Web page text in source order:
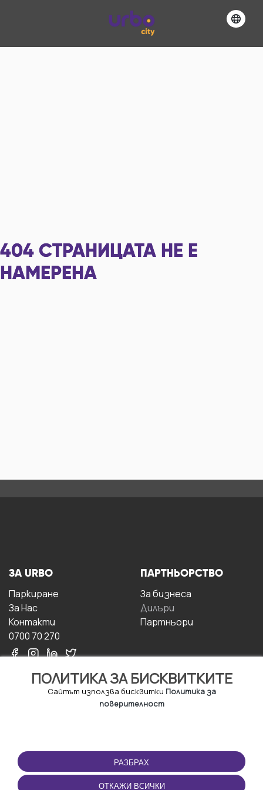
404 СТРАНИЦАТА НЕ Е
НАМЕРЕНА
ПОЛИТИКА ЗА БИСКВИТКИТЕ
Сайтът използва бисквитки Политика за
поверителност
РАЗБРАХ
ОТКАЖИ ВСИЧКИ
ЗА URBO
Паркиране
За Hас
Контакти
0700 70 270
ПАРТНЬОРСТВО
За бизнесa
Дилъри
Партньори
ПОЛЗВАНЕ
Правила и условия за
ползване
ПРИЛОЖЕНИЕТО